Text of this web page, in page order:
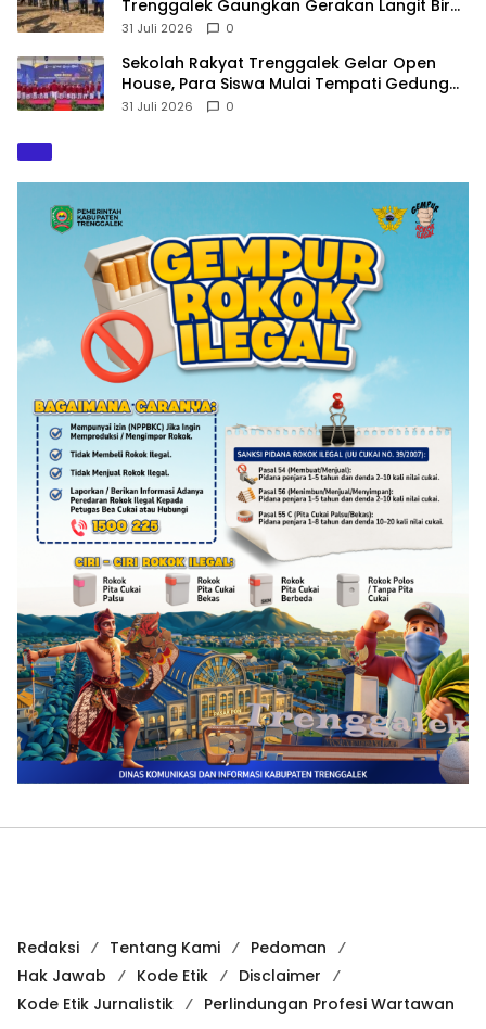
Trenggalek Gaungkan Gerakan Langit Biru
di Pantai Konang
31 Juli 2026 0
Sekolah Rakyat Trenggalek Gelar Open
House, Para Siswa Mulai Tempati Gedung
Baru
31 Juli 2026 0
Redaksi Tentang Kami
Pedoman
Hak Jawab
Kode Etik
Disclaimer
Kode Etik Jurnalistik
Perlindungan Profesi Wartawan